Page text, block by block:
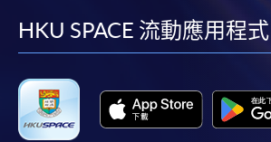
facebook
HKU SPACE 流動應用程式